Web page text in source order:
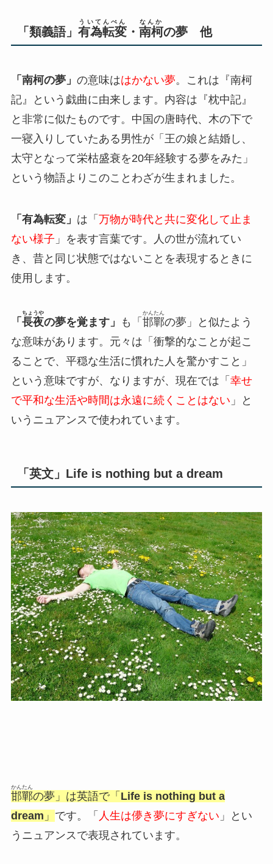
「類義語」 有為転変
ういてんぺん
・ 南柯
なんか
の夢 他
「南柯の夢」 の意味ははかない夢。これは『南柯
記』という戯曲に由来します。内容は『枕中記』
と非常に似たものです。中国の唐時代、木の下で
一寝入りしていたある男性が「王の娘と結婚し、
太守となって栄枯盛衰を20年経験する夢をみた」
という物語よりこのことわざが生まれました。
「有為転変」 は「 万物が時代と共に変化して止ま
ない様子 」を表す言葉です。人の世が流れてい
き、昔と同じ状態ではないことを表現するときに
使用します。
「 長夜
ちょうや
の夢を覚ます」 も「 邯鄲
かんたん
の夢」と似たよう
な意味があります。元々は「衝撃的なことが起こ
ることで、平穏な生活に慣れた人を驚かすこと」
という意味ですが、なりますが、現在では「 幸せ
で平和な生活や時間は永遠に続くことはない 」と
いうニュアンスで使われています。
「英文」Life is nothing but a dream
邯鄲
かんたん
の夢」は英語で「 Life is nothing but a
dream 」 です。「 人生は儚き夢にすぎない 」とい
うニュアンスで表現されています。